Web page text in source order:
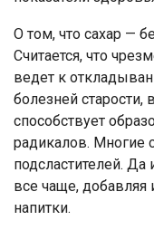
О том, что сахар —
Считается, что
ведет к
болезней
способствует
радикалов. Многие
подсластителей.
все чаще, добавляя
напитки.